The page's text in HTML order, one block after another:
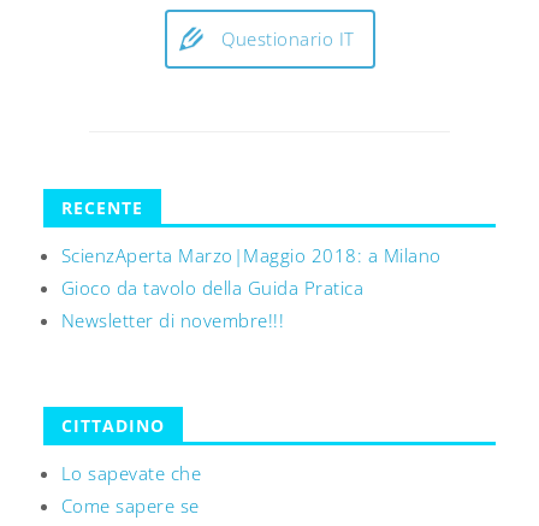
Questionario IT
RECENTE
ScienzAperta Marzo|Maggio 2018: a Milano
Gioco da tavolo della Guida Pratica
Newsletter di novembre!!!
CITTADINO
Lo sapevate che
Come sapere se